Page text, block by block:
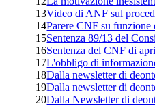
13Video di ANF sul
14Parere CNF su
15Sentenza 89/13 del
16Sentenza del CNF di
17L'obbligo di
18Dalla newsletter di
19Dalla newsletter di
20Dalla Newsletter di